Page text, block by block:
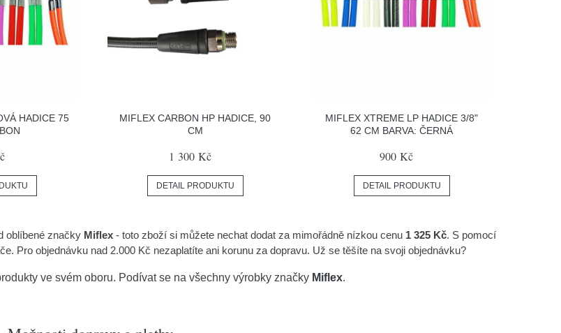
HADICE 75
MIFLEX CARBON HP HADICE, 90
CM
1 300 Kč
DETAIL PRODUKTU
MIFLEX XTREME LP HADICE 3/8"
62 CM BARVA: ČERNÁ
900 Kč
DETAIL PRODUKTU
oblíbené značky Miflex - toto zboží si můžete nechat dodat za mimořádně nízkou cenu 1 325 Kč. S pomocí
Pro objednávku nad 2.000 Kč nezaplatíte ani korunu za dopravu. Už se těšíte na svoji objednávku?
ve svém oboru. Podívat se na všechny výrobky značky Miflex.